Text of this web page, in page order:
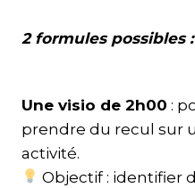
2 formules possibles :
Une visio de 2h00 :
prendre du recul sur
activité.
Objectif : identifier